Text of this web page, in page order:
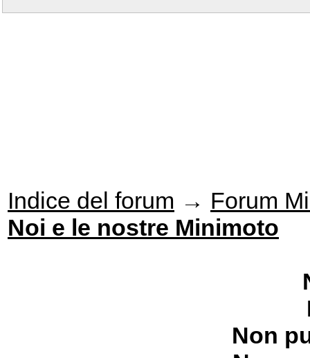
Indice del forum → Forum
Noi e le nostre Minimoto
Non